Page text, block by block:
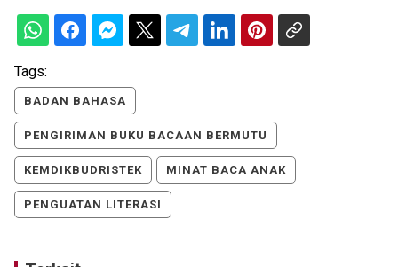
Tags:
BADAN BAHASA
PENGIRIMAN BUKU BACAAN BERMUTU
KEMDIKBUDRISTEK MINAT BACA ANAK
PENGUATAN LITERASI